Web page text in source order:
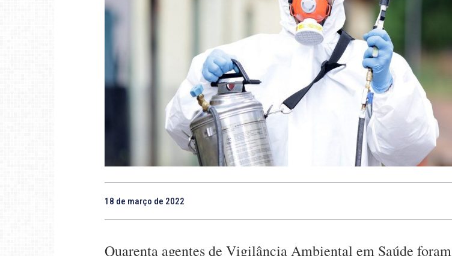
18 de março de 2022
Quarenta agentes de Vigilância Ambiental em Saúde foram